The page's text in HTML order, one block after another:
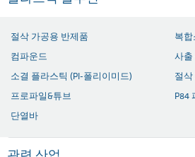
절삭 가공용 반제품
컴파운드
소결 플라스틱 (PI-폴리이미드)
프로파일&튜브
복합
사출
절삭
P84
단열바